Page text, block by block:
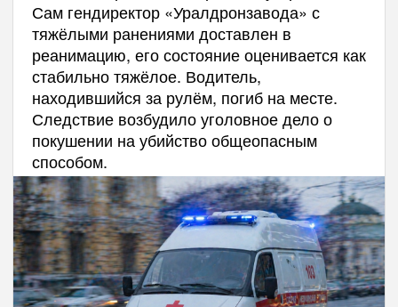
Сам гендиректор «Уралдронзавода» с
тяжёлыми ранениями доставлен в
реанимацию, его состояние оценивается как
стабильно тяжёлое. Водитель,
находившийся за рулём, погиб на месте.
Следствие возбудило уголовное дело о
покушении на убийство общеопасным
способом.